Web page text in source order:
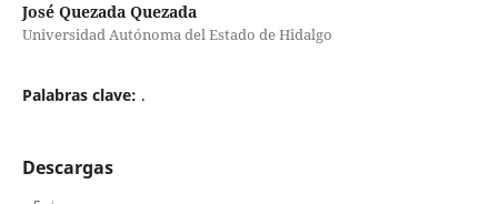
José Quezada Quezada
Universidad Autónoma del Estado de Hidalgo
Palabras clave: .
Descargas